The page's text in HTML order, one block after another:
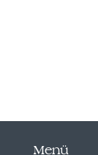
Menü